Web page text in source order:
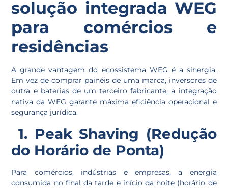
solução integrada WEG
para comércios e
residências
A grande vantagem do ecossistema WEG é a sinergia.
Em vez de comprar painéis de uma marca, inversores de
outra e baterias de um terceiro fabricante, a integração
nativa da WEG garante máxima eficiência operacional e
segurança jurídica.
1. Peak Shaving (Redução
do Horário de Ponta)
Para comércios, indústrias e empresas, a energia
consumida no final da tarde e início da noite (horário de